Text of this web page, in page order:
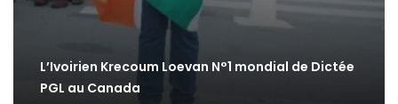
L’Ivoirien Krecoum Loevan N°1 mondial de Dictée
PGL au Canada